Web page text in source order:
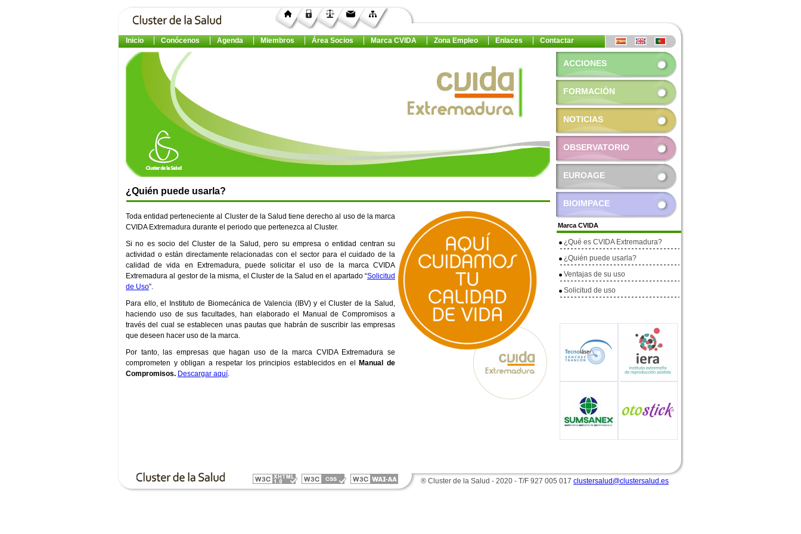
Inicio Conócenos Agenda Miembros Área Socios Marca CVIDA Zona Empleo Enlaces Contactar
¿Quién puede usarla?
Toda entidad perteneciente al Cluster de la Salud tiene derecho al uso de la marca
CVIDA Extremadura durante el periodo que pertenezca al Cluster.
Si no es socio del Cluster de la Salud, pero su empresa o entidad centran su
actividad o están directamente relacionadas con el sector para el cuidado de la
calidad de vida en Extremadura, puede solicitar el uso de la marca CVIDA
Extremadura al gestor de la misma, el Cluster de la Salud en el apartado “Solicitud
de Uso”.
Para ello, el Instituto de Biomecánica de Valencia (IBV) y el Cluster de la Salud,
haciendo uso de sus facultades, han elaborado el Manual de Compromisos a
través del cual se establecen unas pautas que habrán de suscribir las empresas
que deseen hacer uso de la marca.
Por tanto, las empresas que hagan uso de la marca CVIDA Extremadura se
comprometen y obligan a respetar los principios establecidos en el
Manual de
Compromisos. Descargar aquí.
ACCIONES
FORMACIÓN
NOTICIAS
OBSERVATORIO
EUROAGE
BIOIMPACE
Marca CVIDA
¿Qué es CVIDA Extremadura?
¿Quién puede usarla?
Ventajas de su uso
Solicitud de uso
® Cluster de la Salud - 2020 - T/F 927 005 017 clustersalud@clustersalud.es